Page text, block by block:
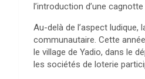
l’introduction d’une
Au-delà de l’aspect
communautaire. Cette
le village de Yadio, dans le
les sociétés de loterie